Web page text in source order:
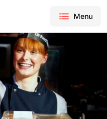
Menu